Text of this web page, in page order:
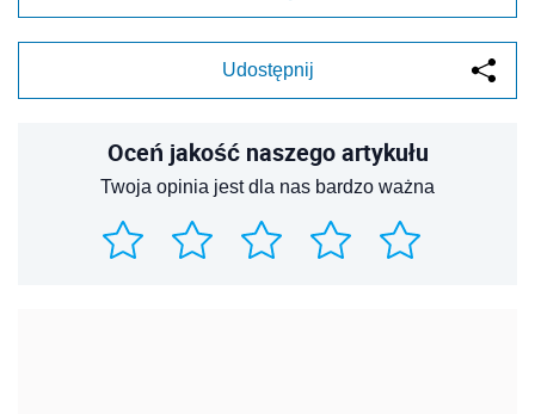
Udostępnij
Oceń jakość naszego artykułu
Twoja opinia jest dla nas bardzo ważna